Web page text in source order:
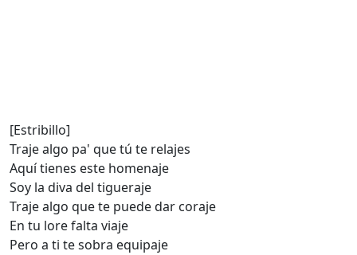
[Estribillo]
Traje algo pa' que tú te relajes
Aquí tienes este homenaje
Soy la diva del tigueraje
Traje algo que te puede dar coraje
En tu lore falta viaje
Pero a ti te sobra equipaje